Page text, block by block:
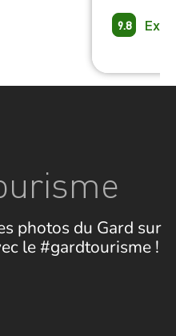
9.8
photos du Gard sur
le #gardtourisme !